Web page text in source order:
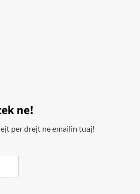
ne!
per drejt ne emailin tuaj!